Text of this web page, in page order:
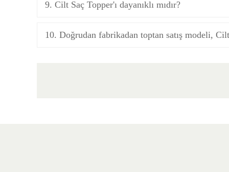
9. Cilt Saç Topper'ı dayanıklı mıdır?
10. Doğrudan fabrikadan toptan satış modeli,